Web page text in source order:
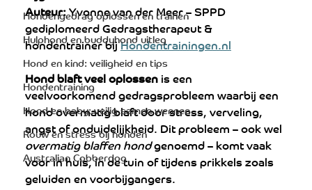
Hondengedrag oplossen en trainen
Hulphond en buddyhond uitleg
Hond en kind: veiligheid en tips
Hondentraining
Hond en baby: veilig samen wennen
Rouw en stress bij honden
Australian Cobberdog
Auteur: Yvonne van der Meer – SPPD
gediplomeerd Gedragstherapeut &
hondentrainer bij Hondentrainingen.nl
Hond blaft veel oplossen is een
veelvoorkomend gedragsprobleem waarbij een
hond overmatig blaft door stress, verveling,
angst of onduidelijkheid. Dit probleem – ook wel
overmatig blaffen hond genoemd – komt vaak
voor in huis, in de tuin of tijdens prikkels zoals
geluiden en voorbijgangers.